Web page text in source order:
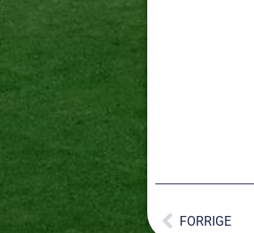
FORRIGE